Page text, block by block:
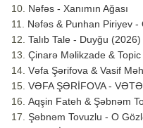
Nəfəs - Xanımın Ağası
Nəfəs & Punhan Piriyev -
Talıb Tale - Duyğu (2026)
Çinarə Məlikzade &
Vəfa Şərifova & Vasif
VƏFA ŞƏRİFOVA -
Aqşin Fateh & Şəbnəm
Şəbnəm Tovuzlu - O